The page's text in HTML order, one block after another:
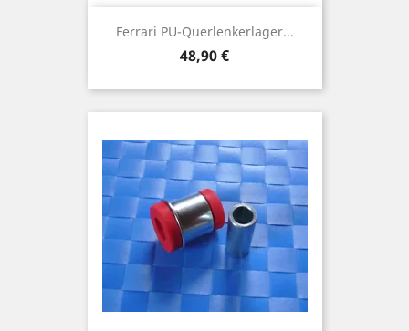
Ferrari PU-Querlenkerlager...
Preis
48,90 €